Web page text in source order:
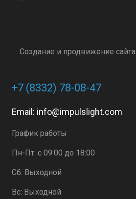
Создание и продвижение сайта
+7 (8332) 78-08-47
Email: info@impulslight.com
График работы
Пн-Пт: с 09:00 до 18:00
Сб: Выходной
Вс: Выходной